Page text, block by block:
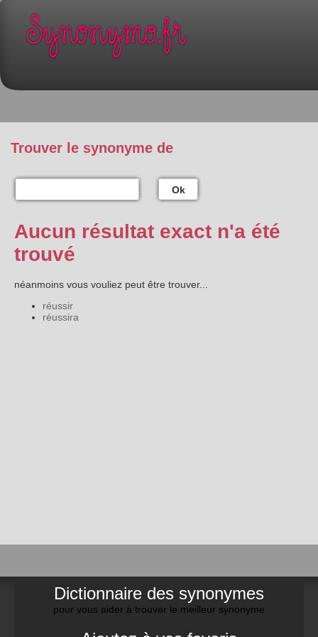
Trouver le synonyme de
Ok
Aucun résultat exact n'a été
trouvé
néanmoins vous vouliez peut être trouver...
réussir
réussira
Dictionnaire des synonymes
pour vous aider à trouver le meilleur synonyme